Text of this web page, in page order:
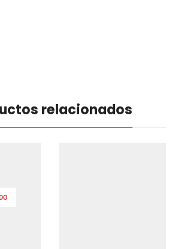
relacionados